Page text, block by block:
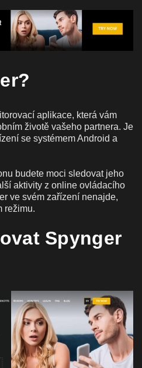
aplikace, která vám
životě vašeho partnera. Je
se systémem Android a
budete moci sledovat jeho
aktivity z online ovládacího
ve svém zařízení nenajde,
režimu.
Spynger